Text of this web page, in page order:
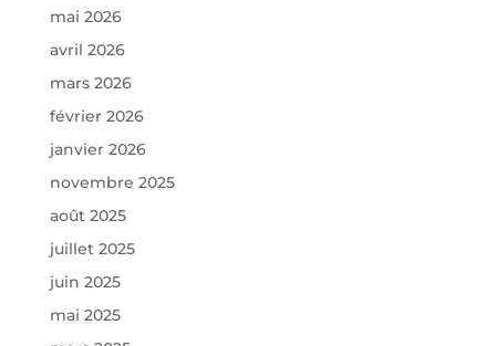
mai 2026
avril 2026
mars 2026
février 2026
janvier 2026
novembre 2025
août 2025
juillet 2025
juin 2025
mai 2025